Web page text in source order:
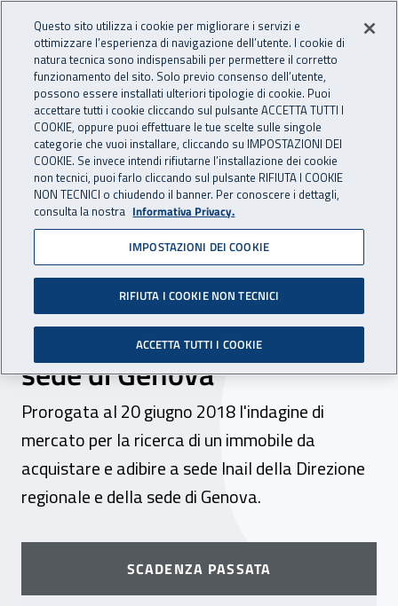
INAIL - Istituto Nazionale
Apri cerca
Navigazione principale
Navigazione - Ti trovi in:
Home Inail comunica Scadenze Scadenza
DR Liguria: indagine di
mercato per la ricerca di un
immobile da acquistare e
adibire a sede della
Direzione regionale e della
sede di Genova
Prorogata al 20 giugno 2018 l'indagine di
mercato per la ricerca di un immobile da
acquistare e adibire a sede Inail della Direzione
regionale e della sede di Genova.
SCADENZA PASSATA
20 GIUGNO 2018
Questo sito utilizza i cookie per migliorare i servizi e
ottimizzare l’esperienza di navigazione dell’utente. I cookie di
natura tecnica sono indispensabili per permettere il corretto
funzionamento del sito. Solo previo consenso dell’utente,
possono essere installati ulteriori tipologie di cookie. Puoi
accettare tutti i cookie cliccando sul pulsante ACCETTA TUTTI I
COOKIE, oppure puoi effettuare le tue scelte sulle singole
categorie che vuoi installare, cliccando su IMPOSTAZIONI DEI
COOKIE. Se invece intendi rifiutarne l’installazione dei cookie
non tecnici, puoi farlo cliccando sul pulsante RIFIUTA I COOKIE
NON TECNICI o chiudendo il banner. Per conoscere i dettagli,
consulta la nostra Informativa Privacy.
IMPOSTAZIONI DEI COOKIE
RIFIUTA I COOKIE NON TECNICI
ACCETTA TUTTI I COOKIE